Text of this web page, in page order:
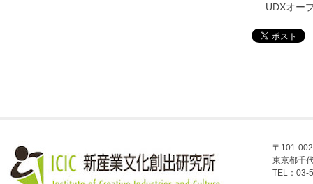
UDXオー
〒101-
東京都千
TEL：